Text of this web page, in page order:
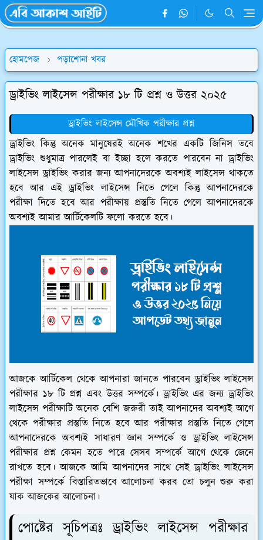
হোমপেজ পড়াশোনা খবর
ড্রাইভিং লাইসেন্স পরীক্ষার ১৮ টি প্রশ্ন ও উত্তর ২০২৫
ড্রাইভিং লাইসেন্স মৌখিক পরীক্ষার প্রশ্ন
ড্রাইভিং কিন্তু অনেক মানুষেরই অনেক শখের একটি জিনিস তবে
ড্রাইভিং শুধুমাত্র পারলেই বা ইচ্ছা হলে করতে পারবেন না ড্রাইভিং
লাইসেন্স ড্রাইভিং করার জন্য আপনাদেরকে অবশ্যই লাইসেন্স থাকতে
হবে আর এই ড্রাইভিং লাইসেন্স নিতে গেলে কিন্তু আপনাদেরকে
পরীক্ষা দিতে হবে আর পরীক্ষায় প্রস্তুতি নিতে গেলে আপনাদেরকে
অবশ্যই আমার আর্টিকেলটি ফলো করতে হবে।
আজকে আর্টিকেল থেকে আপনারা জানতে পারবেন ড্রাইভিং লাইসেন্স
পরীক্ষার ১৮ টি প্রশ্ন এবং উত্তর সম্পর্কে। ড্রাইভিং এর জন্য ড্রাইভিং
লাইসেন্স পরীক্ষাটি অনেক বেশি জরুরী তাই আপনাদের অবশ্যই আগে
থেকে পরীক্ষার প্রস্তুতি নিতে হবে আর পরীক্ষার প্রস্তুতি নিতে গেলে
আপনাদেরকে অবশ্যই সাধারণ জ্ঞান সম্পর্কে ও ড্রাইভিং লাইসেন্স
পরীক্ষার প্রশ্ন কেমন হতে পারে সেসব সম্পর্কে আগে থেকে জেনে
রাখতে হবে। আজকে আমি আপনাদের সাথে সেই ড্রাইভিং লাইসেন্স
পরীক্ষা সম্পর্কে বিস্তারিতভাবে আলোচনা করব তো চলুন শুরু করা
যাক আজকের আলোচনা।
পোষ্টের সূচিপত্রঃ ড্রাইভিং লাইসেন্স পরীক্ষার